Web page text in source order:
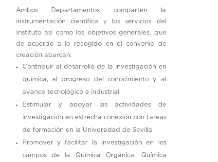
Ambos Departamentos comparten la
instrumentación científica y los servicios del
Instituto así como los objetivos generales, que
de acuerdo a lo recogido en el convenio de
creación abarcan:
Contribuir al desarrollo de la investigación en
química, al progreso del conocimiento y al
avance tecnológico e industrial.
Estimular y apoyar las actividades de
investigación en estrecha conexión con tareas
de formación en la Universidad de Sevilla.
Promover y facilitar la investigación en los
campos de la Química Orgánica, Química